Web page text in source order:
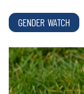
GENDER WATCH